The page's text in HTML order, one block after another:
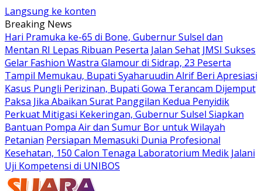
Langsung ke konten
Breaking News
Hari Pramuka ke-65 di Bone, Gubernur Sulsel dan
Mentan RI Lepas Ribuan Peserta Jalan Sehat JMSI Sukses
Gelar Fashion Wastra Glamour di Sidrap, 23 Peserta
Tampil Memukau, Bupati Syaharuudin Alrif Beri Apresiasi
Kasus Pungli Perizinan, Bupati Gowa Terancam Dijemput
Paksa Jika Abaikan Surat Panggilan Kedua Penyidik
Perkuat Mitigasi Kekeringan, Gubernur Sulsel Siapkan
Bantuan Pompa Air dan Sumur Bor untuk Wilayah
Petanian Persiapan Memasuki Dunia Profesional
Kesehatan, 150 Calon Tenaga Laboratorium Medik Jalani
Uji Kompetensi di UNIBOS